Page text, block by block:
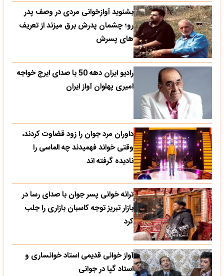
بشنوید آوازخوانی مردی در وصف پدر
رو؛ چشمان پدرش برق میزند از تعریف
های پسرش
رادیو ایران دهه 50 با صدای ایرج خواجه
امیری پهلوان آواز ایران
داوران مرد جوان را زود قضاوت کردند،
وقتی خواند فهمیدند چه الماسی را
نادیده گرفته اند
ترانه خوانی پسر جوان با صدای رسا در
بازار تبریز توجه کاسبان بازاری را جلب
کرد
آواز خوانی قدیمی استاد خوانساری و
استاد گپا در جوانی